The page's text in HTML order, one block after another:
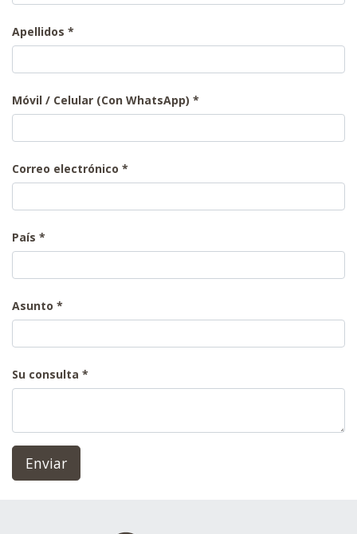
Apellidos
Móvil / Celular (Con WhatsApp)
Correo electrónico
País
Asunto
Su consulta
Enviar